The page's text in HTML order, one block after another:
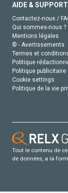
AIDE & SUPPORT
Contactez-nous /
Qui sommes-nous ?
Mentions légales
© - Avertissements
Termes et
Politique
Politique publicitaire
Cookie settings
Politique de la vie
Tout le contenu de
de données, a la